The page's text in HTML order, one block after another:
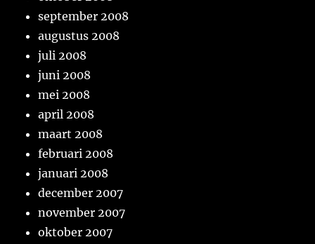
september 2008
augustus 2008
juli 2008
juni 2008
mei 2008
april 2008
maart 2008
februari 2008
januari 2008
december 2007
november 2007
oktober 2007